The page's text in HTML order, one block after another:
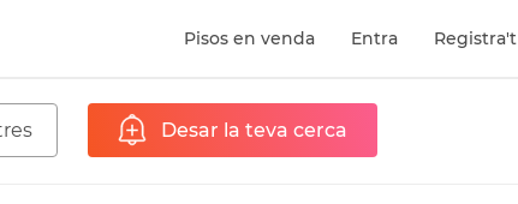
Pisos en venda Entra Registra't
Desar la teva cerca